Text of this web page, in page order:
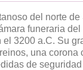
del norte
funeraria
el 3200 a.C. Su
una corona
de